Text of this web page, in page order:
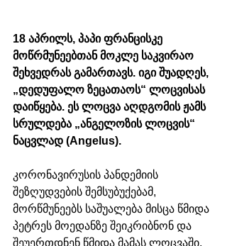
18 აპრილს, პაპი ფრანცისკე
მოწრმუნეებთან მოკლე საკვირაო
შეხვედრას გამართავს. იგი შუადღეს,
„დედუფალო ზეცათაოს“ ლოცვისას
დაიწყება. ეს ლოცვა აღდგომის ჟამს
სრულდება „ანგელოზის ლოცვის“
ნაცვლად (Angelus).
კორონავირუსის პანდემიის
შეზღუდვების შემსუბუქებამ,
მორწმუნეებს საშუალება მისცა წმიდა
პეტრეს მოედანზე შეიკრიბნონ და
შეუერთდნენ წმიდა მამას ლოცვაში,